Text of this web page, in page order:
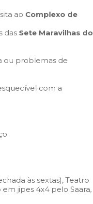
ao Complexo de
das Sete Maravilhas do
ou problemas de
com a
às sextas), Teatro
jipes 4x4 pelo Saara,